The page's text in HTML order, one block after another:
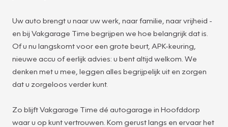
Uw auto brengt u naar uw werk, naar familie, naar vrijheid -
en bij Vakgarage Time begrijpen we hoe belangrijk dat is.
Of u nu langskomt voor een grote beurt, APK-keuring,
nieuwe accu of eerlijk advies: u bent altijd welkom. We
denken met u mee, leggen alles begrijpelijk uit en zorgen
dat u zorgeloos verder kunt.
Zo blijft Vakgarage Time dé autogarage in Hoofddorp
waar u op kunt vertrouwen. Kom gerust langs en ervaar het